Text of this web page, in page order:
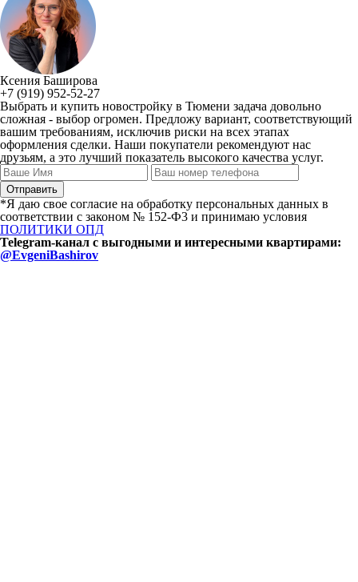
Ксения Баширова
+7 (919) 952-52-27
Выбрать и купить новостройку в Тюмени задача довольно
сложная - выбор огромен. Предложу вариант, соответствующий
вашим требованиям, исключив риски на всех этапах
оформления сделки. Наши покупатели рекомендуют нас
друзьям, а это лучший показатель высокого качества услуг.
*Я даю свое согласие на обработку персональных данных в
соответствии с законом № 152-Ф3 и принимаю условия
ПОЛИТИКИ ОПД
Telegram-канал с выгодными и интересными квартирами:
@EvgeniBashirov